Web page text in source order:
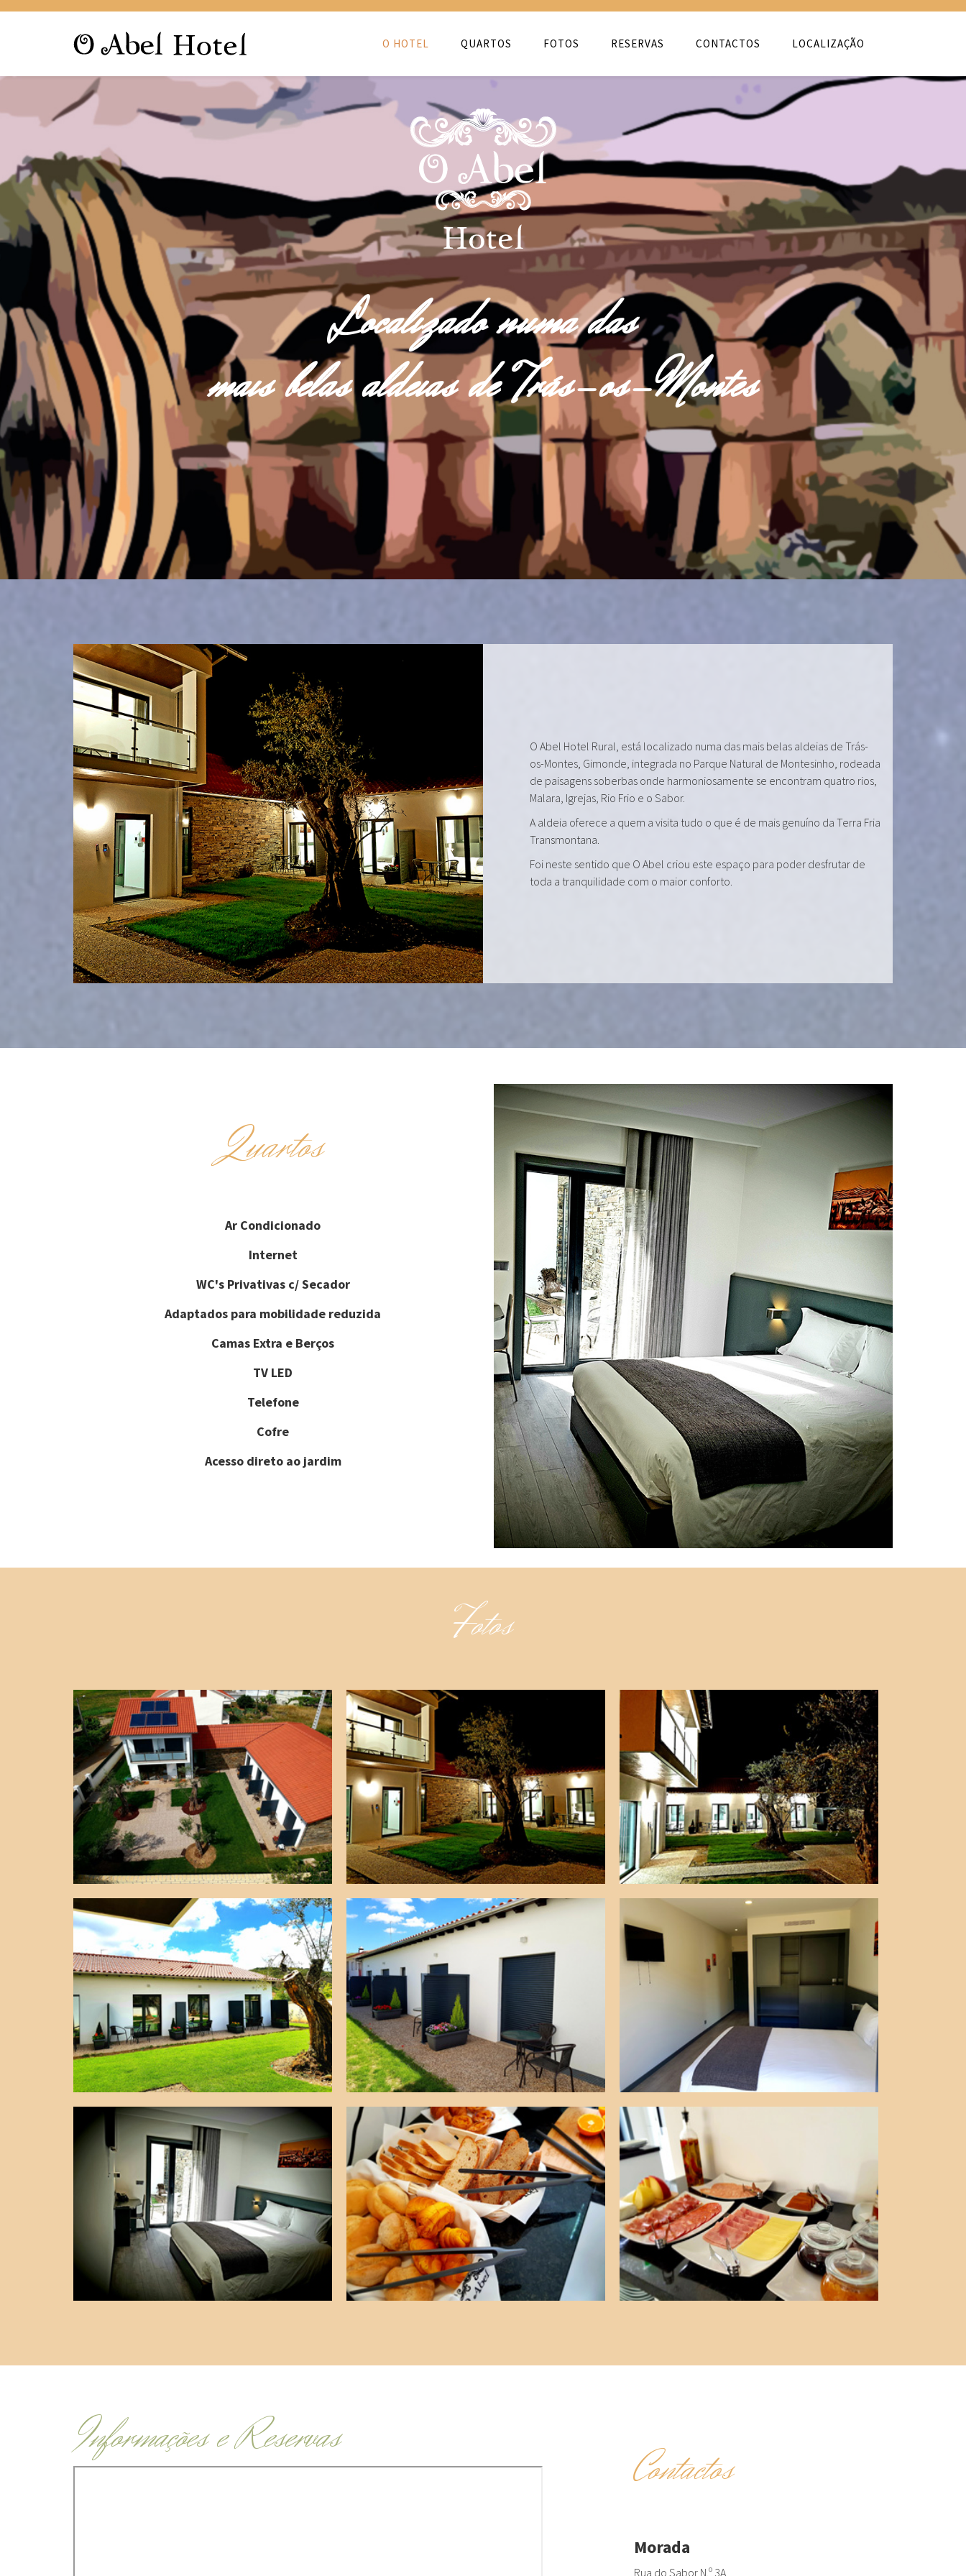
O HOTEL QUARTOS FOTOS RESERVAS CONTACTOS LOCALIZAÇÃO
Localizado numa das
mais belas aldeias de Trás-os-Montes
O Abel Hotel Rural, está localizado numa das mais belas aldeias de Trás-
os-Montes, Gimonde, integrada no Parque Natural de Montesinho, rodeada
de paisagens soberbas onde harmoniosamente se encontram quatro rios,
Malara, Igrejas, Rio Frio e o Sabor.
A aldeia oferece a quem a visita tudo o que é de mais genuíno da Terra Fria
Transmontana.
Foi neste sentido que O Abel criou este espaço para poder desfrutar de
toda a tranquilidade com o maior conforto.
Quartos
Ar Condicionado
Internet
WC's Privativas c/ Secador
Adaptados para mobilidade reduzida
Camas Extra e Berços
TV LED
Telefone
Cofre
Acesso direto ao jardim
Fotos
Informações e Reservas
Contactos
Morada
Rua do Sabor N.º 3A